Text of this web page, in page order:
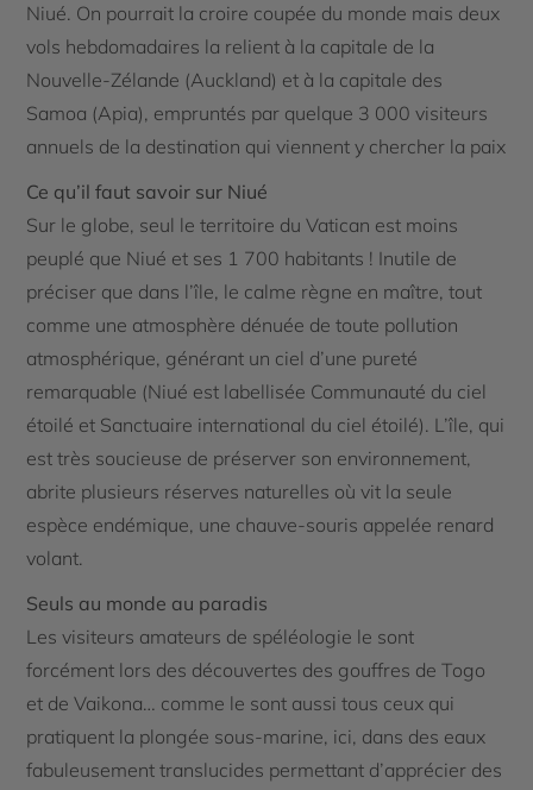
Niué. On pourrait la croire coupée du monde mais deux
vols hebdomadaires la relient à la capitale de la
Nouvelle-Zélande (Auckland) et à la capitale des
Samoa (Apia), empruntés par quelque 3 000 visiteurs
annuels de la destination qui viennent y chercher la paix
Ce qu’il faut savoir sur Niué
Sur le globe, seul le territoire du Vatican est moins
peuplé que Niué et ses 1 700 habitants ! Inutile de
préciser que dans l’île, le calme règne en maître, tout
comme une atmosphère dénuée de toute pollution
atmosphérique, générant un ciel d’une pureté
remarquable (Niué est labellisée Communauté du ciel
étoilé et Sanctuaire international du ciel étoilé). L’île, qui
est très soucieuse de préserver son environnement,
abrite plusieurs réserves naturelles où vit la seule
espèce endémique, une chauve-souris appelée renard
volant.
Seuls au monde au paradis
Les visiteurs amateurs de spéléologie le sont
forcément lors des découvertes des gouffres de Togo
et de Vaikona… comme le sont aussi tous ceux qui
pratiquent la plongée sous-marine, ici, dans des eaux
fabuleusement translucides permettant d’apprécier des